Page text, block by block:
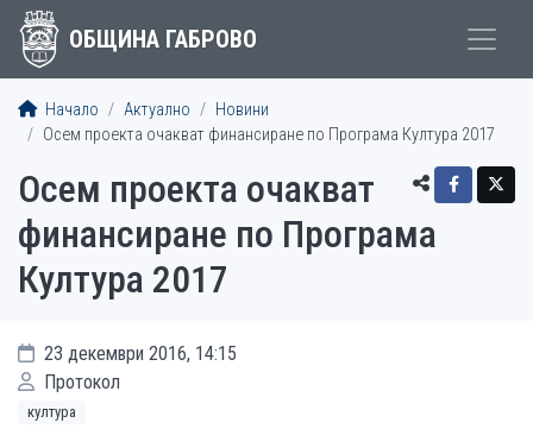
ОБЩИНА ГАБРОВО
Начало Актуално
Новини
Осем проекта очакват финансиране по Програма Култура 2017
Осем проекта очакват
финансиране по Програма
Култура 2017
23 декември 2016, 14:15
Протокол
култура